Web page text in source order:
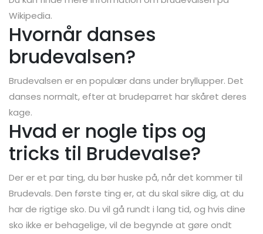
Wikipedia.
Hvornår danses
brudevalsen?
Brudevalsen er en populær dans under bryllupper. Det
danses normalt, efter at brudeparret har skåret deres
kage.
Hvad er nogle tips og
tricks til Brudevalse?
Der er et par ting, du bør huske på, når det kommer til
Brudevals. Den første ting er, at du skal sikre dig, at du
har de rigtige sko. Du vil gå rundt i lang tid, og hvis dine
sko ikke er behagelige, vil de begynde at gøre ondt